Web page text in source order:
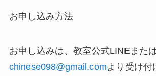
お申し込み方法
お申し込みは、教室公式LINEまたは
chinese098@gmail.comより受け付